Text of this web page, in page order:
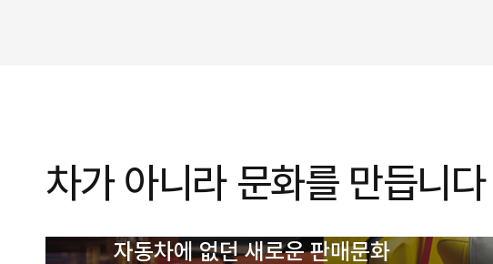
차가 아니라 문화를 만듭니다
자동차에 없던 새로운 판매문화